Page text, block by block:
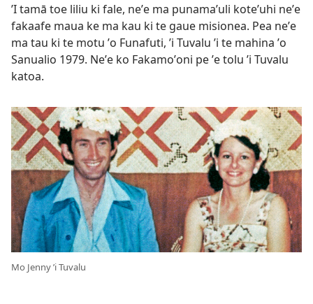
ʼI tamā toe liliu ki fale, neʼe ma punamaʼuli koteʼuhi neʼe
fakaafe maua ke ma kau ki te gaue misionea. Pea neʼe
ma tau ki te motu ʼo Funafuti, ʼi Tuvalu ʼi te mahina ʼo
Sanualio 1979. Neʼe ko Fakamoʼoni pe ʼe tolu ʼi Tuvalu
katoa.
Mo Jenny ʼi Tuvalu